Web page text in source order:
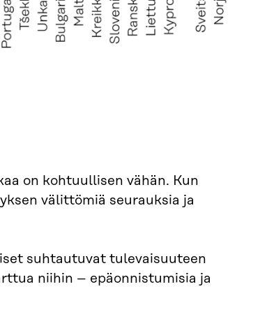
on kohtuullisen vähän. Kun
välittömiä seurauksia ja
suhtautuvat tulevaisuuteen
niihin – epäonnistumisia ja